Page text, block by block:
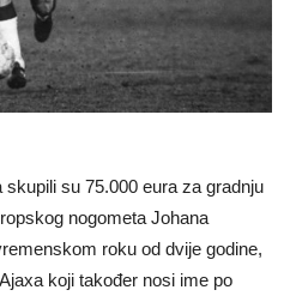
su 75.000 eura za gradnju
nogometa Johana
roku od dvije godine,
koji također nosi ime po